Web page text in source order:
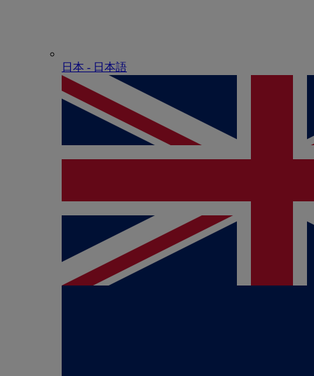
日本 - ⽇本語